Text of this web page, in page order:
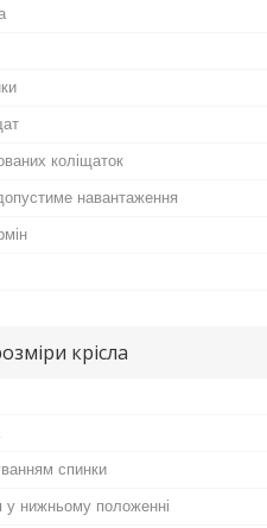
коліщаток
навантаження
крісла
спинки
у нижньому положенні